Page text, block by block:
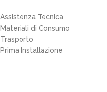
Assistenza Tecnica
Materiali di Consumo
Trasporto
Prima Installazione